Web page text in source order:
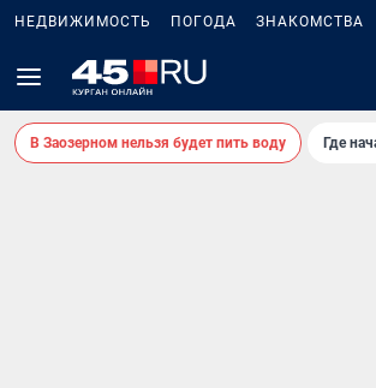
НЕДВИЖИМОСТЬ ПОГОДА ЗНАКОМСТВА
В Заозерном нельзя будет пить воду Где